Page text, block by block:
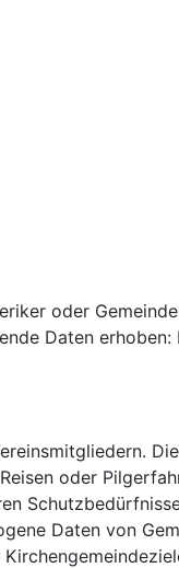
oder
Daten
oder
Daten von